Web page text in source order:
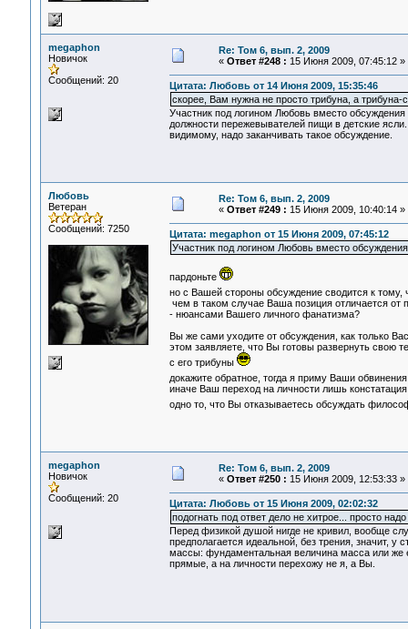
megaphon
Новичок
Сообщений: 20
Re: Том 6, вып. 2, 2009
« Ответ #248 : 15 Июня 2009, 07:45:12 »
Цитата: Любовь от 14 Июня 2009, 15:35:46
скорее, Вам нужна не просто трибуна, а трибуна-
Участник под логином Любовь вместо
должности пережевывателей пищи в детские
видимому, надо заканчивать такое обсуждение.
Любовь
Ветеран
Сообщений: 7250
Re: Том 6, вып. 2, 2009
« Ответ #249 : 15 Июня 2009, 10:40:14 »
Цитата: megaphon от 15 Июня 2009, 07:45:12
Участник под логином Любовь вместо
пардоньте
но с Вашей стороны обсуждение сводится к
чем в таком случае Ваша позиция отличается от
- нюансами Вашего личного фанатизма?
Вы же сами уходите от обсуждения, как только
этом заявляете, что Вы готовы развернуть свою
с его трибуны
докажите обратное, тогда я приму Ваши
иначе Ваш переход на личности лишь
одно то, что Вы отказываетесь обсуждать
megaphon
Новичок
Сообщений: 20
Re: Том 6, вып. 2, 2009
« Ответ #250 : 15 Июня 2009, 12:53:33 »
Цитата: Любовь от 15 Июня 2009, 02:02:32
подогнать под ответ дело не хитрое... просто
Перед физикой душой нигде не кривил, вообще
предполагается идеальной, без трения, значит,
массы: фундаментальная величина масса или же
прямые, а на личности перехожу не я, а Вы.